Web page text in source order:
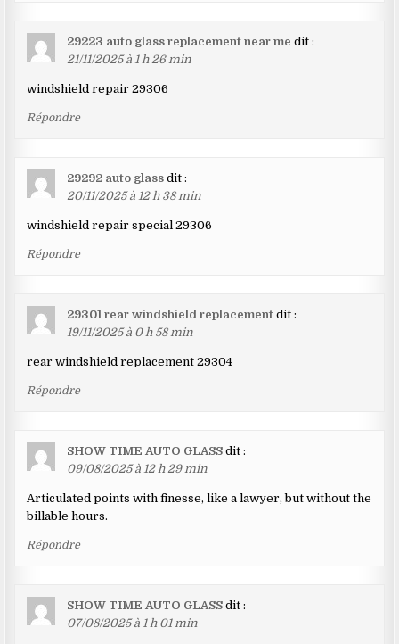
29223 auto glass replacement near me dit :
21/11/2025 à 1 h 26 min
windshield repair 29306
Répondre
29292 auto glass dit :
20/11/2025 à 12 h 38 min
windshield repair special 29306
Répondre
29301 rear windshield replacement dit :
19/11/2025 à 0 h 58 min
rear windshield replacement 29304
Répondre
SHOW TIME AUTO GLASS dit :
09/08/2025 à 12 h 29 min
Articulated points with finesse, like a lawyer, but without the
billable hours.
Répondre
SHOW TIME AUTO GLASS dit :
07/08/2025 à 1 h 01 min